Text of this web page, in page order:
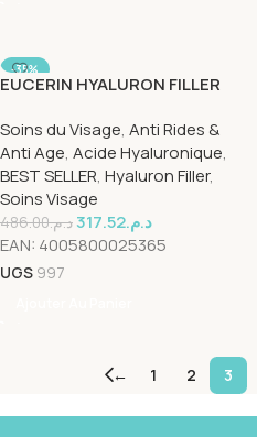
-35%
EUCERIN HYALURON FILLER
Soins du Visage, Anti Rides &
Anti Age, Acide Hyaluronique,
BEST SELLER, Hyaluron Filler,
Soins Visage
د.م.486.00 د.م.317.52
EAN: 4005800025365
UGS 997
← 1 2 3